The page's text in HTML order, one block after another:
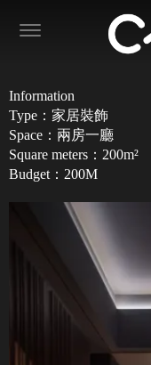
Information
Type：家居裝飾
Space：兩房一廳
Square meters：200m²
Budget：200M